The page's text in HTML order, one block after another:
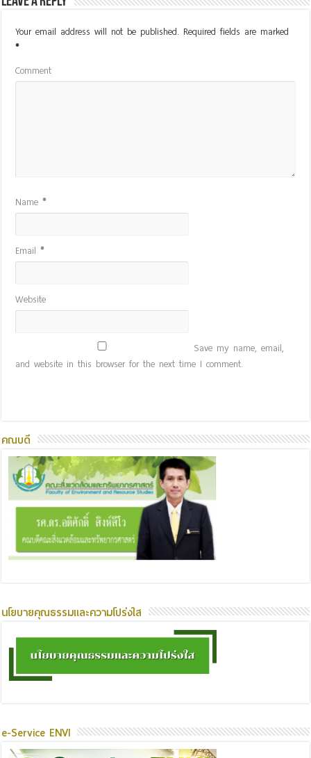
Your email address will not be published. Required fields are marked
*
Comment
Name*
Email*
Website
Save my name, email,
and website in this browser for the next time I comment.
คณบดี
นโยบายคุณธรรมและความโปร่งใส
e-Service ENVI